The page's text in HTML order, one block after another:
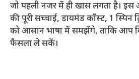
जो पहली नजर में ही खास लगता है।
की पूरी सच्चाई, डायमंड कॉस्ट, 1
को आसान भाषा में समझेंगे, ताकि आप
फैसला ले सकें।